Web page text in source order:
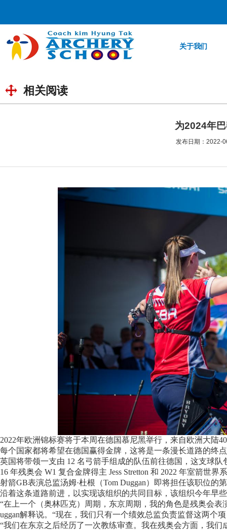
关于我们
相关阅读
为2024年
发布日期：2022-
2022年欧洲锦标赛将于本周在德国慕尼黑举行，来自欧洲大陆
每个国家都将希望在德国赢得金牌，这将是一条漫长道路的终
英国将带领一支由 12 名弓箭手组成的队伍前往德国，这支球队
16 年残奥会 W1 复合金牌得主 Jess Stretton 和 2022 年室箭世界
射箭GB表演总监汤姆·杜根（Tom Duggan）即将担任该职位
沿着这条道路前进，以实现该组织的共同目标，该组织今年早
“在上一个（奥林匹克）周期，东京周期，我的角色是残奥会
uggan解释说。“现在，我们只有一个绩效总监负责监督这两个
“我们在东京之后经历了一次教练审查。我在残奥会方面，我